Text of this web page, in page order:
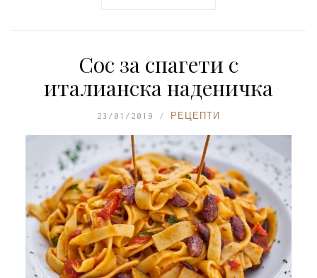
Сос за спагети с
италианска наденичка
23/01/2019 РЕЦЕПТИ